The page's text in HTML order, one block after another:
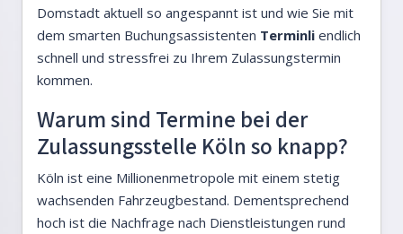
Domstadt aktuell so angespannt ist und wie Sie mit
dem smarten Buchungsassistenten Terminli endlich
schnell und stressfrei zu Ihrem Zulassungstermin
kommen.
Warum sind Termine bei der
Zulassungsstelle Köln so knapp?
Köln ist eine Millionenmetropole mit einem stetig
wachsenden Fahrzeugbestand. Dementsprechend
hoch ist die Nachfrage nach Dienstleistungen rund